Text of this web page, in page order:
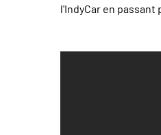
l'IndyCar en passant